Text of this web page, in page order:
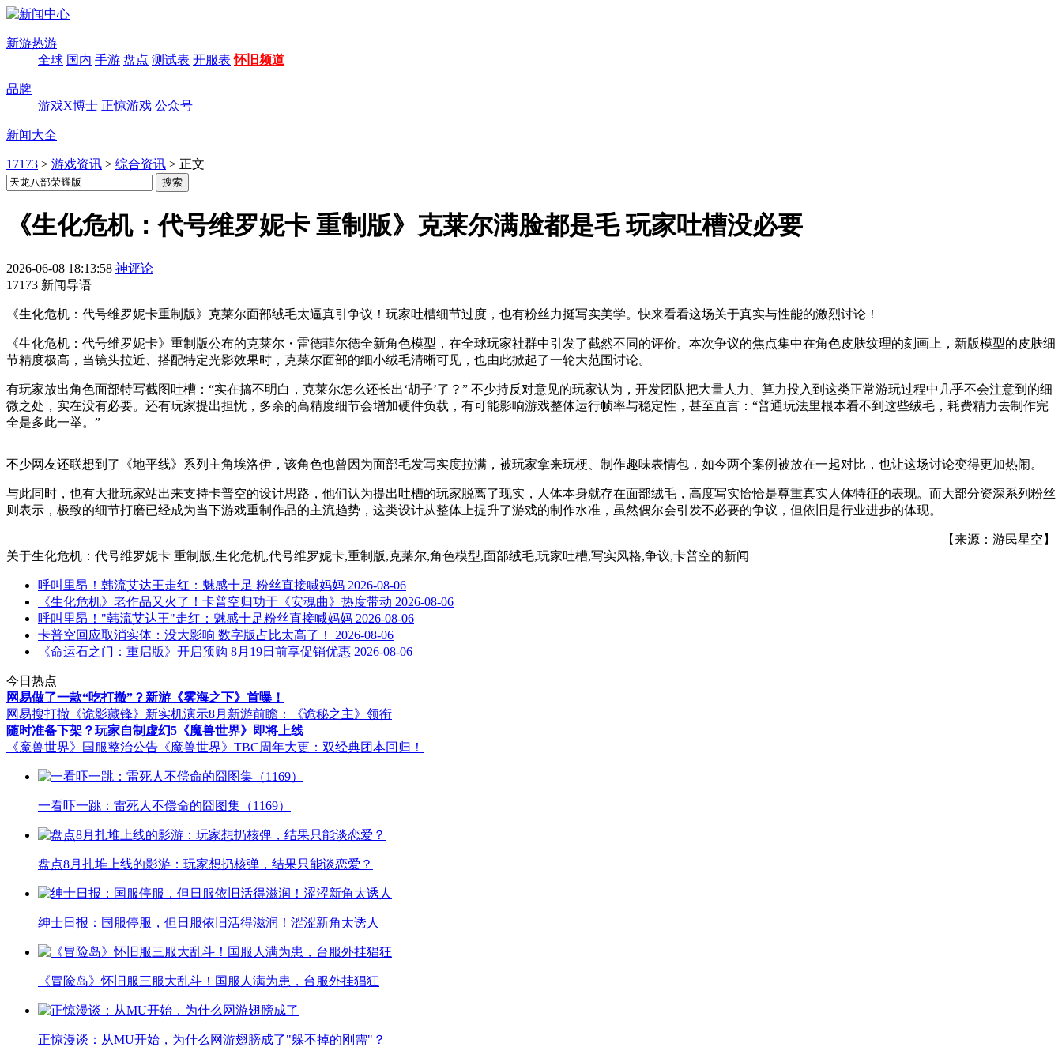
新游热游
全球 国内 手游 盘点 测试表 开服表 怀旧频道
品牌
游戏X博士 正惊游戏 公众号
新闻大全
17173 > 游戏资讯 > 综合资讯 > 正文
《生化危机：代号维罗妮卡 重制版》克莱尔满脸都是毛 玩家吐槽没必要
2026-06-08 18:13:58 神评论
17173 新闻导语
《生化危机：代号维罗妮卡重制版》克莱尔面部绒毛太逼真引争议！玩家吐槽细节过度，也有粉丝力挺写实美学。快来看看这场关于真实与性能的激烈讨论！
《生化危机：代号维罗妮卡》重制版公布的克莱尔・雷德菲尔德全新角色模型，在全球玩家社群中引发了截然不同的评价。本次争议的焦点集中在角色皮肤纹理的刻画上，新版模型的皮肤细
节精度极高，当镜头拉近、搭配特定光影效果时，克莱尔面部的细小绒毛清晰可见，也由此掀起了一轮大范围讨论。
有玩家放出角色面部特写截图吐槽：“实在搞不明白，克莱尔怎么还长出‘胡子’了？” 不少持反对意见的玩家认为，开发团队把大量人力、算力投入到这类正常游玩过程中几乎不会注意到的细
微之处，实在没有必要。还有玩家提出担忧，多余的高精度细节会增加硬件负载，有可能影响游戏整体运行帧率与稳定性，甚至直言：“普通玩法里根本看不到这些绒毛，耗费精力去制作完
全是多此一举。”
不少网友还联想到了《地平线》系列主角埃洛伊，该角色也曾因为面部毛发写实度拉满，被玩家拿来玩梗、制作趣味表情包，如今两个案例被放在一起对比，也让这场讨论变得更加热闹。
与此同时，也有大批玩家站出来支持卡普空的设计思路，他们认为提出吐槽的玩家脱离了现实，人体本身就存在面部绒毛，高度写实恰恰是尊重真实人体特征的表现。而大部分资深系列粉丝
则表示，极致的细节打磨已经成为当下游戏重制作品的主流趋势，这类设计从整体上提升了游戏的制作水准，虽然偶尔会引发不必要的争议，但依旧是行业进步的体现。
【来源：游民星空】
关于生化危机：代号维罗妮卡 重制版,生化危机,代号维罗妮卡,重制版,克莱尔,角色模型,面部绒毛,玩家吐槽,写实风格,争议,卡普空的新闻
呼叫里昂！韩流艾达王走红：魅感十足 粉丝直接喊妈妈 2026-08-06
《生化危机》老作品又火了！卡普空归功于《安魂曲》热度带动 2026-08-06
呼叫里昂！"韩流艾达王"走红：魅感十足粉丝直接喊妈妈 2026-08-06
卡普空回应取消实体：没大影响 数字版占比太高了！
2026-08-06
《命运石之门：重启版》开启预购 8月19日前享促销优惠 2026-08-06
今日热点
网易做了一款“吃打撤”？新游《雾海之下》首曝！
网易搜打撤《诡影藏锋》新实机演示8月新游前瞻：《诡秘之主》领衔
随时准备下架？玩家自制虚幻5《魔兽世界》即将上线
《魔兽世界》国服整治公告 《魔兽世界》TBC周年大更：双经典团本回归！
一看吓一跳：雷死人不偿命的囧图集（1169）
盘点8月扎堆上线的影游：玩家想扔核弹，结果只能谈恋爱？
绅士日报：国服停服，但日服依旧活得滋润！涩涩新角太诱人
《冒险岛》怀旧服三服大乱斗！国服人满为患，台服外挂猖狂
正惊漫谈：从MU开始，为什么网游翅膀成了"躲不掉的刚需"？